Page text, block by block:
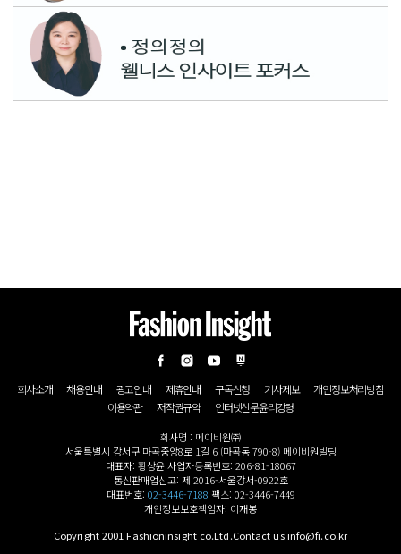
회사소개 채용안내 광고안내 제휴안내 구독신청 기사제보
개인정보처리방침
이용약관
저작권규약 인터넷신문윤리강령
회사명 : 메이비원㈜
서울특별시 강서구 마곡중앙8로 1길 6 (마곡동 790-8) 메이비원빌딩
대표자: 황상윤 사업자등록번호: 206-81-18067
통신판매업신고: 제 2016-서울강서-0922호
대표번호: 02-3446-7188 팩스: 02-3446-7449
개인정보보호책임자: 이재봉
Copyright 2001 Fashioninsight co.Ltd.Contact us info@fi.co.kr